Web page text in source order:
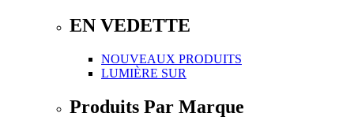
EN VEDETTE
NOUVEAUX PRODUITS
LUMIÈRE SUR
Produits Par Marque